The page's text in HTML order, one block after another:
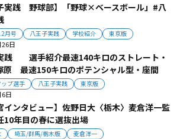
実践 野球部】「野球×ベースボール」#八
月号 八王子実践 学校紹介 東京版
日
践 選手紹介最速140キロのストレート・
原 最速150キロのポテンシャル型・座間
プ選手 八王子実践 東京版
日
インタビュー】佐野日大〈栃木〉麦倉洋一監
年目の春に選抜出場
埼玉/群馬/栃木版 麦倉洋一